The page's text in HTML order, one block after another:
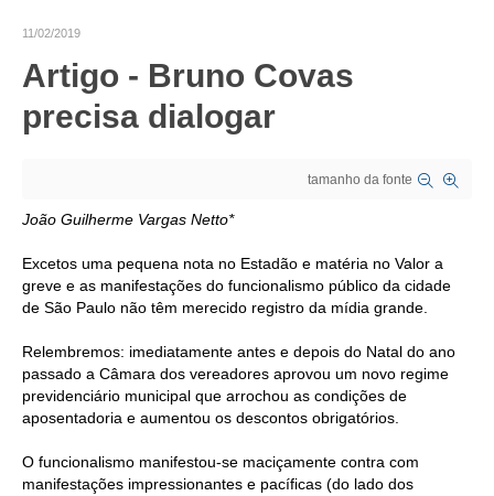
ORGANOGRAMA
CRESCE BRASIL
CONSELHO TECNOLÓGICO
PERSONALIDADES DA TECNOLOGIA
NÚCLEO DA MULHER ENGENHEIRA
TRANSPARÊNCIA
CONSULTORIA
11/02/2019
Artigo - Bruno Covas
precisa dialogar
tamanho da fonte
João Guilherme Vargas Netto*
Excetos uma pequena nota no Estadão e matéria no Valor a
greve e as manifestações do funcionalismo público da cidade
de São Paulo não têm merecido registro da mídia grande.
Relembremos: imediatamente antes e depois do Natal do ano
passado a Câmara dos vereadores aprovou um novo regime
previdenciário municipal que arrochou as condições de
aposentadoria e aumentou os descontos obrigatórios.
O funcionalismo manifestou-se maciçamente contra com
manifestações impressionantes e pacíficas (do lado dos